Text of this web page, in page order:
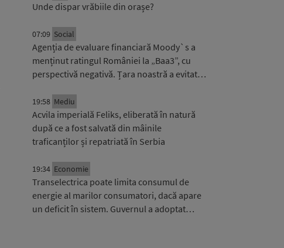
Unde dispar vrăbiile din orașe?
07:09 Social
Agenția de evaluare financiară Moody`s a
menținut ratingul României la „Baa3”, cu
perspectivă negativă. Țara noastră a evitat…
19:58 Mediu
Acvila imperială Feliks, eliberată în natură
după ce a fost salvată din mâinile
traficanților și repatriată în Serbia
19:34 Economie
Transelectrica poate limita consumul de
energie al marilor consumatori, dacă apare
un deficit în sistem. Guvernul a adoptat…